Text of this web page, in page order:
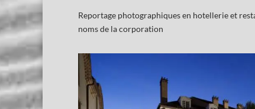
Reportage photographiques en hotellerie et
noms de la corporation